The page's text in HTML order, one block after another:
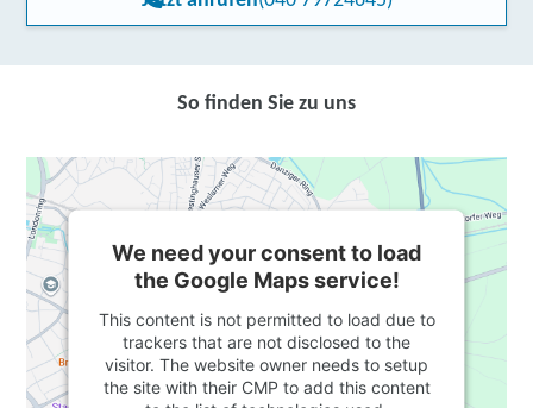
So finden Sie zu uns
We need your consent to load
the Google Maps service!
This content is not permitted to load due to
trackers that are not disclosed to the
visitor. The website owner needs to setup
the site with their CMP to add this content